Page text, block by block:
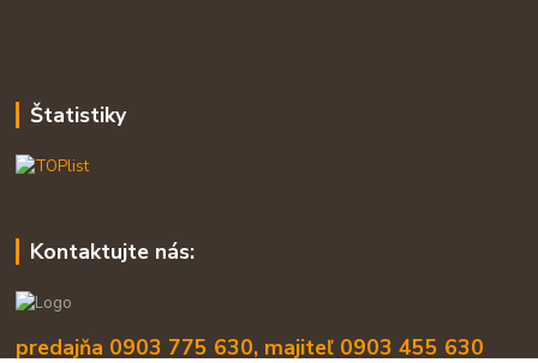
Štatistiky
Kontaktujte nás:
predajňa 0903 775 630, majiteľ 0903 455 630